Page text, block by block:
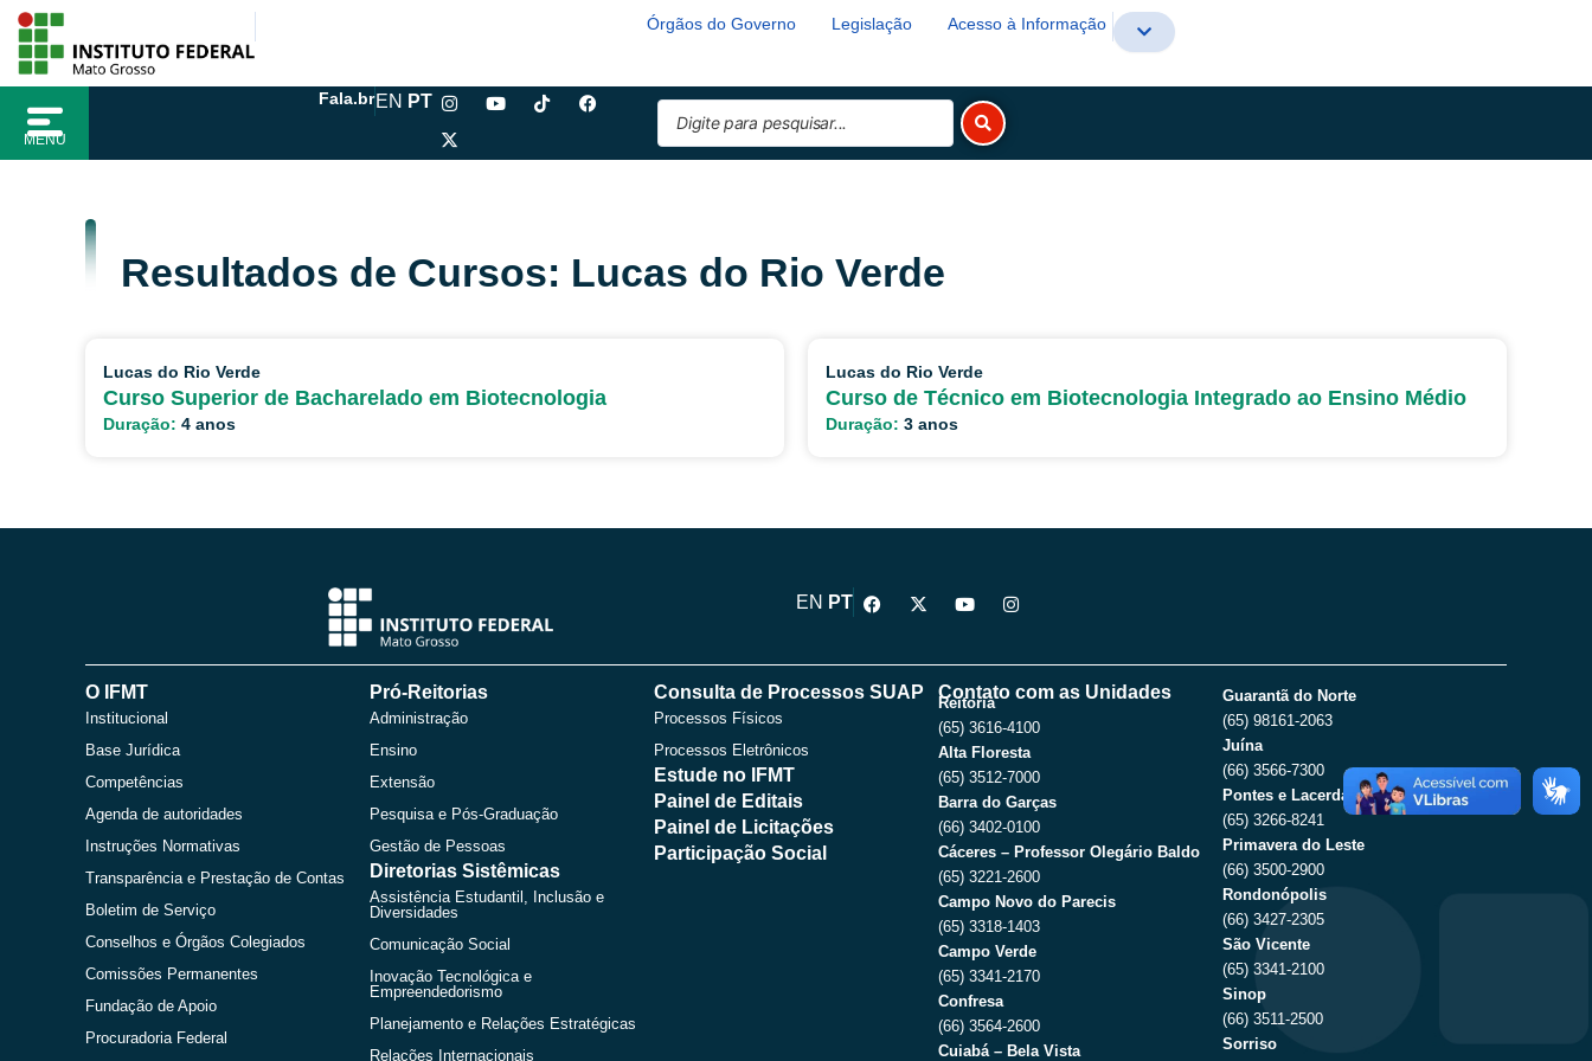
conteúdo
para
conteúdo
Órgãos do Governo Legislação Acesso à Informação
MENU
Fala.brEN PT
I
n
s
t
a
Y
o
u
T
i
o
F
a
b
X
-
t
w
i
Pesquisar
Resultados de Cursos: Lucas do Rio Verde
Lucas do Rio Verde
Curso Superior de Bacharelado em Biotecnologia
Duração: 4 anos
Lucas do Rio Verde
Curso de Técnico em Biotecnologia Integrado ao Ensino Médio
Duração: 3 anos
EN PT
F
a
b
o
o
X
-
i
t
Y
o
u
b
e
I
n
a
g
r
a
m
O IFMT
Institucional
Base Jurídica
Competências
Agenda de autoridades
Instruções Normativas
Transparência e Prestação de Contas
Boletim de Serviço
Conselhos e Órgãos Colegiados
Comissões Permanentes
Fundação de Apoio
Procuradoria Federal
Pró-Reitorias
Administração
Ensino
Extensão
Pesquisa e Pós-Graduação
Gestão de Pessoas
Diretorias Sistêmicas
Assistência Estudantil, Inclusão e
Diversidades
Comunicação Social
Inovação Tecnológica e
Empreendedorismo
Planejamento e Relações Estratégicas
Relações Internacionais
Consulta de Processos SUAP
Processos Físicos
Processos Eletrônicos
Estude no IFMT
Painel de Editais
Painel de Licitações
Participação Social
Contato com as Unidades
Reitoria
(65) 3616-4100
Alta Floresta
(65) 3512-7000
Barra do Garças
(66) 3402-0100
Cáceres – Professor Olegário Baldo
(65) 3221-2600
Campo Novo do Parecis
(65) 3318-1403
Campo Verde
(65) 3341-2170
Confresa
(66) 3564-2600
Cuiabá – Bela Vista
Guarantã do Norte
(65) 98161-2063
Juína
(66) 3566-7300
Pontes e Lacerda – Fronteira Oeste
(65) 3266-8241
Primavera do Leste
(66) 3500-2900
Rondonópolis
(66) 3427-2305
São Vicente
(65) 3341-2100
Sinop
(66) 3511-2500
Sorriso